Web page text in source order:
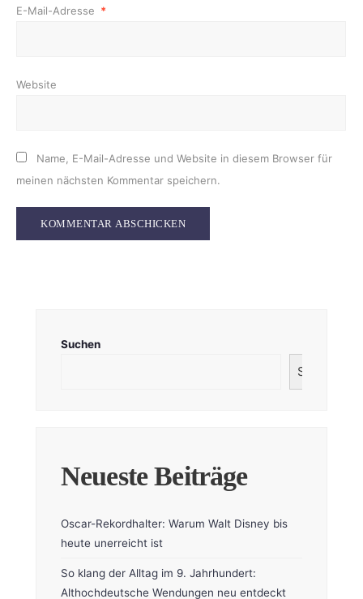
E-Mail-Adresse *
Website
Name, E-Mail-Adresse und Website in diesem Browser für
meinen nächsten Kommentar speichern.
Suchen
Suchen
Neueste Beiträge
Oscar-Rekordhalter: Warum Walt Disney bis
heute unerreicht ist
So klang der Alltag im 9. Jahrhundert:
Althochdeutsche Wendungen neu entdeckt